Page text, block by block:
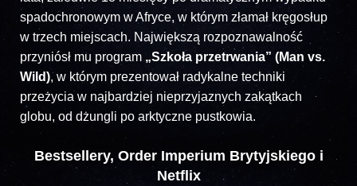
spadochronowym w Afryce, w którym złamał kręgosłup
w trzech miejscach. Największą rozpoznawalność
przyniósł mu program„Szkoła przetrwania” (Man vs.
Wild), w którym prezentował radykalne techniki
przeżycia w najbardziej nieprzyjaznych zakątkach
globu, od dżungli po arktyczne pustkowia.
Bestsellery, Order Imperium Brytyjskiego i
Netflix